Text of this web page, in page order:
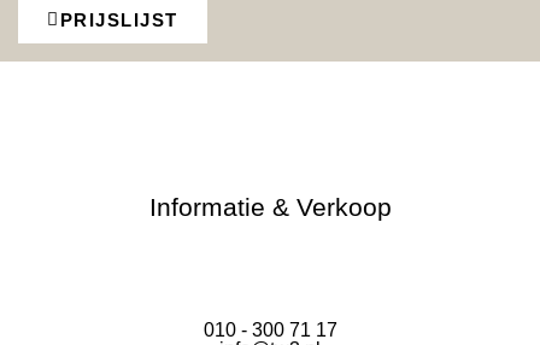
PRIJSLIJST
Informatie & Verkoop
010 - 300 71 17